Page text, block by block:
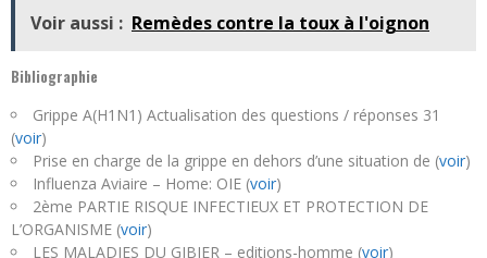
Voir aussi : Remèdes contre la toux à l'oignon
Bibliographie
Grippe A(H1N1) Actualisation des questions / réponses 31
(voir)
Prise en charge de la grippe en dehors d’une situation de (voir)
Influenza Aviaire – Home: OIE (voir)
2ème PARTIE RISQUE INFECTIEUX ET PROTECTION DE
L’ORGANISME (voir)
LES MALADIES DU GIBIER – editions-homme (voir)